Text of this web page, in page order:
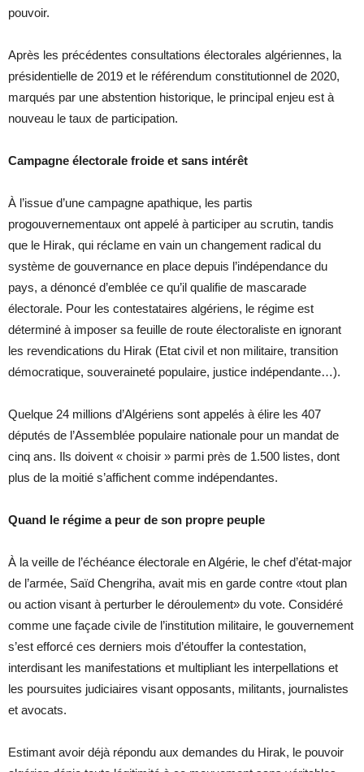
pouvoir.
Après les précédentes consultations électorales algériennes, la
présidentielle de 2019 et le référendum constitutionnel de 2020,
marqués par une abstention historique, le principal enjeu est à
nouveau le taux de participation.
Campagne électorale froide et sans intérêt
À l’issue d’une campagne apathique, les partis
progouvernementaux ont appelé à participer au scrutin, tandis
que le Hirak, qui réclame en vain un changement radical du
système de gouvernance en place depuis l’indépendance du
pays, a dénoncé d’emblée ce qu’il qualifie de mascarade
électorale. Pour les contestataires algériens, le régime est
déterminé à imposer sa feuille de route électoraliste en ignorant
les revendications du Hirak (Etat civil et non militaire, transition
démocratique, souveraineté populaire, justice indépendante…).
Quelque 24 millions d’Algériens sont appelés à élire les 407
députés de l’Assemblée populaire nationale pour un mandat de
cinq ans. Ils doivent « choisir » parmi près de 1.500 listes, dont
plus de la moitié s’affichent comme indépendantes.
Quand le régime a peur de son propre peuple
À la veille de l’échéance électorale en Algérie, le chef d’état-major
de l’armée, Saïd Chengriha, avait mis en garde contre «tout plan
ou action visant à perturber le déroulement» du vote. Considéré
comme une façade civile de l’institution militaire, le gouvernement
s’est efforcé ces derniers mois d’étouffer la contestation,
interdisant les manifestations et multipliant les interpellations et
les poursuites judiciaires visant opposants, militants, journalistes
et avocats.
Estimant avoir déjà répondu aux demandes du Hirak, le pouvoir